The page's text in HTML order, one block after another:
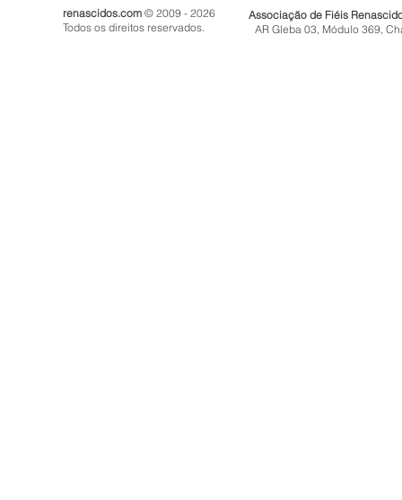
renascidos.com © 2009 - 2026
Todos os direitos reservados.
Associação de Fiéis
AR Gleba 03, Módulo 369,